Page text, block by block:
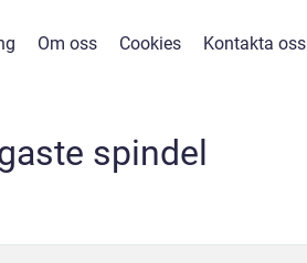
Om oss Cookies Kontakta oss
spindel